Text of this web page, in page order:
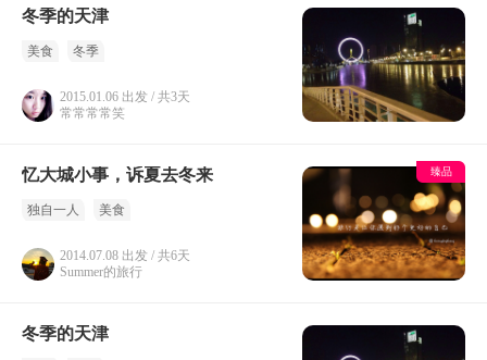
冬季的天津
美食 冬季
2015.01.06 出发 / 共3天
常常常常笑
忆大城小事，诉夏去冬来
独自一人 美食
2014.07.08 出发 / 共6天
Summer的旅行
臻品
冬季的天津